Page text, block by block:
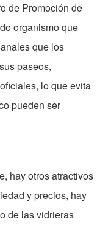
de Promoción de
organismo que
que los
paseos,
lo que evita
pueden ser
hay otros atractivos
y precios, hay
de las vidrieras